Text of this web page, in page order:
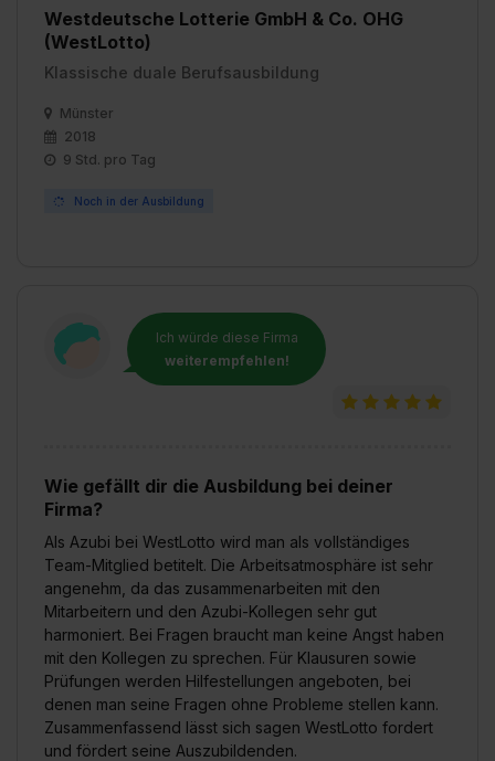
Westdeutsche Lotterie GmbH & Co. OHG
(WestLotto)
Klassische duale Berufsausbildung
Münster
2018
9 Std. pro Tag
Noch in der Ausbildung
Ich würde diese Firma
weiterempfehlen!
Wie gefällt dir die Ausbildung bei deiner
Firma?
Als Azubi bei WestLotto wird man als vollständiges
Team-Mitglied betitelt. Die Arbeitsatmosphäre ist sehr
angenehm, da das zusammenarbeiten mit den
Mitarbeitern und den Azubi-Kollegen sehr gut
harmoniert. Bei Fragen braucht man keine Angst haben
mit den Kollegen zu sprechen. Für Klausuren sowie
Prüfungen werden Hilfestellungen angeboten, bei
denen man seine Fragen ohne Probleme stellen kann.
Zusammenfassend lässt sich sagen WestLotto fordert
und fördert seine Auszubildenden.